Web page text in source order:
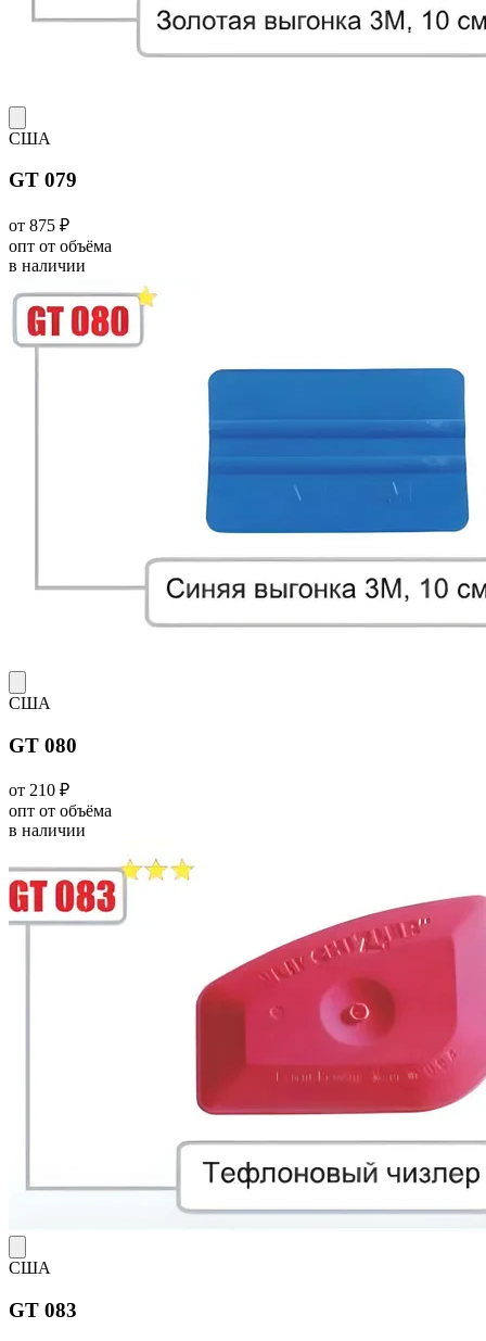
США
GT 079
от 875 ₽
опт от объёма
в наличии
США
GT 080
от 210 ₽
опт от объёма
в наличии
США
GT 083